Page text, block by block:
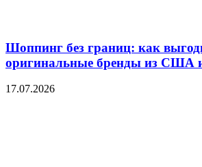
Шоппинг без границ: как
оригинальные бренды из США
17.07.2026